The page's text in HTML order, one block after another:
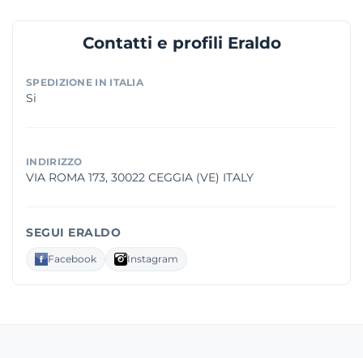
Contatti e profili Eraldo
SPEDIZIONE IN ITALIA
Si
INDIRIZZO
VIA ROMA 173, 30022 CEGGIA (VE) ITALY
SEGUI ERALDO
Facebook Instagram